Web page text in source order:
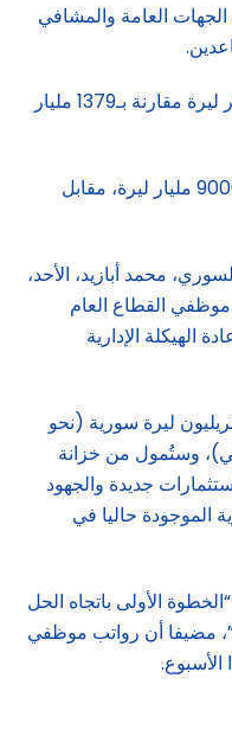
الجهات العامة والمشافي
وقدرت النفقات الإدارية بـ3620 مليار ليرة مقارنة بـ1379 مليار
أما العمليات الاستثمارية فرصد لها 9000 مليار ليرة، مقابل
محمد أبازيد، الأحد،
القطاع العام
الهيكلة الإدارية
كلفة زيادة الرواتب بنحو 1.65 تريليون ليرة سورية (نحو
وستُمول من خزانة
جديدة والجهود
الموجودة حاليا في
الأولى باتجاه الحل
مضيفا أن رواتب موظفي